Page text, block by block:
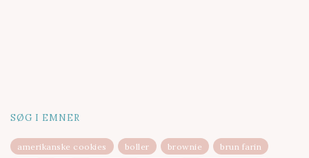
SØG I EMNER
amerikanske cookies boller brownie
brun farin